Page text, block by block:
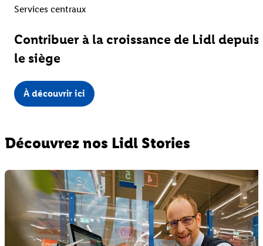
Services centraux
Contribuer à la croissance de Lidl depuis
le siège
À découvrir ici
Découvrez nos Lidl Stories